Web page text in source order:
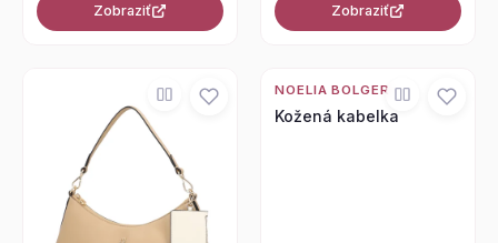
Zobraziť Zobraziť
NOELIA BOLGER
Kožená kabelka